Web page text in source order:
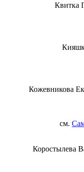
Квитка
Кожевникова
см.
Коростылева